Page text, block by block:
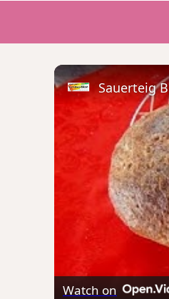
Sauerteig
Watch on